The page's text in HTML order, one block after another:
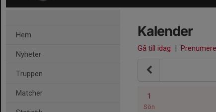
Hem
Nyheter
Truppen
Matcher
Kalender
Gå till idag |
1
Sön